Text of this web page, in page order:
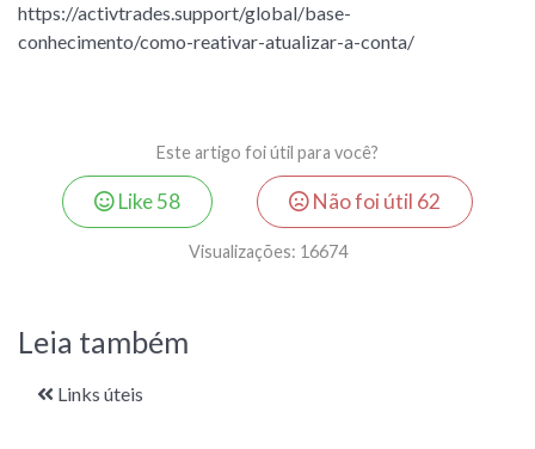
https://activtrades.support/global/base-
conhecimento/como-reativar-atualizar-a-conta/
Este artigo foi útil para você?
Like58 Não foi útil 62
Visualizações: 16674
Leia também
Links úteis